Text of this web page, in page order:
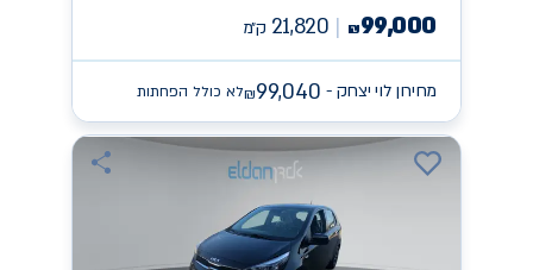
₪99,000
21,820 ק״מ
מחירון לוי יצחק - ₪99,040 לא כולל הפחתות